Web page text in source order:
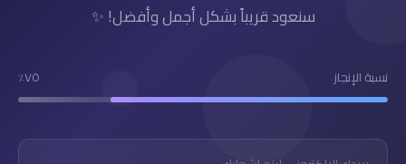
سنعود قريباً بشكل أجمل وأفضل! ✨
نسبة الإنجاز ٧٥٪